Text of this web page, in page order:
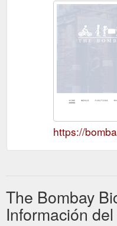
https://
The Bombay
Información